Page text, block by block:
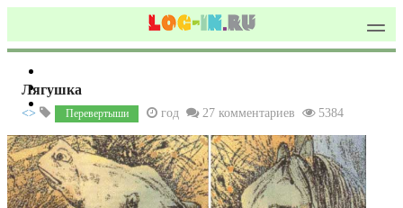
Лягушка
<> Перевертыши год 27 комментариев 5384